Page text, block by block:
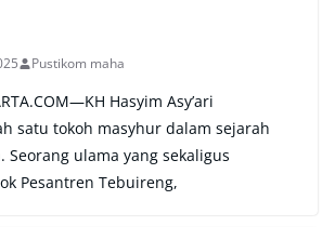
Pustikom maha
Hasyim Asy’ari
satu tokoh masyhur dalam sejarah
Seorang ulama yang sekaligus
Pesantren Tebuireng,